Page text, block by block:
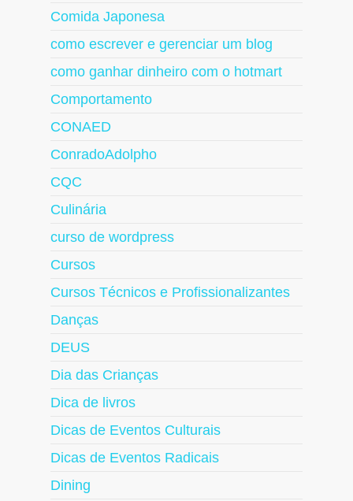
Comida Japonesa
como escrever e gerenciar um blog
como ganhar dinheiro com o hotmart
Comportamento
CONAED
ConradoAdolpho
CQC
Culinária
curso de wordpress
Cursos
Cursos Técnicos e Profissionalizantes
Danças
DEUS
Dia das Crianças
Dica de livros
Dicas de Eventos Culturais
Dicas de Eventos Radicais
Dining